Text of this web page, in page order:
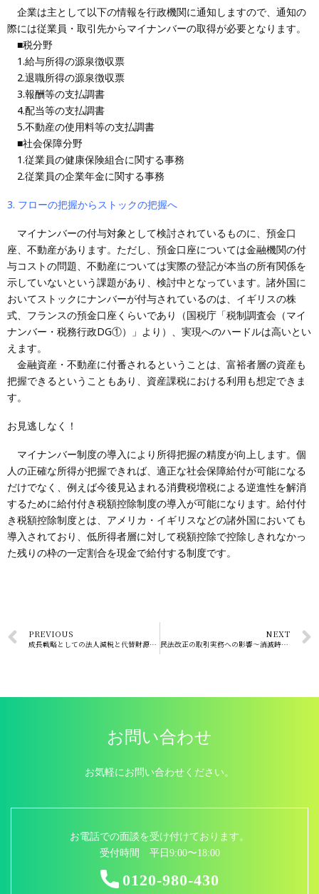
企業は主として以下の情報を行政機関に通知しますので、通知の
際には従業員・取引先からマイナンバーの取得が必要となります。
■税分野
1.給与所得の源泉徴収票
2.退職所得の源泉徴収票
3.報酬等の支払調書
4.配当等の支払調書
5.不動産の使用料等の支払調書
■社会保障分野
1.従業員の健康保険組合に関する事務
2.従業員の企業年金に関する事務
3. フローの把握からストックの把握へ
マイナンバーの付与対象として検討されているものに、預金口
座、不動産があります。ただし、預金口座については金融機関の付
与コストの問題、不動産については実際の登記が本当の所有関係を
示していないという課題があり、検討中となっています。諸外国に
おいてストックにナンバーが付与されているのは、イギリスの株
式、フランスの預金口座くらいであり（国税庁「税制調査会（マイ
ナンバー・税務行政DG①）」より）、実現へのハードルは高いとい
えます。
金融資産・不動産に付番されるということは、富裕者層の資産も
把握できるということもあり、資産課税における利用も想定できま
す。
お見逃しなく！
マイナンバー制度の導入により所得把握の精度が向上します。個
人の正確な所得が把握できれば、適正な社会保障給付が可能になる
だけでなく、例えば今後見込まれる消費税増税による逆進性を解消
するために給付付き税額控除制度の導入が可能になります。給付付
き税額控除制度とは、アメリカ・イギリスなどの諸外国においても
導入されており、低所得者層に対して税額控除で控除しきれなかっ
た残りの枠の一定割合を現金で給付する制度です。
PREVIOUS
成長戦略としての法人減税と代替財源の行方
NEXT
民法改正の取引実務への影響～消滅時効制度の改正を例に～
お問い合わせ
お気軽にお問い合わせください。
お電話での面談を受け付けております。
受付時間 平日9:00〜18:00
0120-980-430